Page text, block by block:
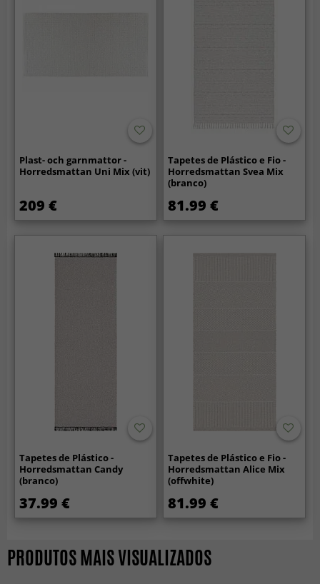
Plast- och garnmattor -
Horredsmattan Uni Mix (vit)
209 €
Tapetes de Plástico e Fio -
Horredsmattan Svea Mix
(branco)
81.99 €
Tapetes de Plástico -
Horredsmattan Candy
(branco)
37.99 €
Tapetes de Plástico e Fio -
Horredsmattan Alice Mix
(offwhite)
81.99 €
PRODUTOS MAIS VISUALIZADOS